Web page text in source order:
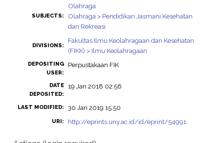
SUBJECTS:
Olahraga
Olahraga > Pendidikan Jasmani Kesehatan
dan Rekreasi
DIVISIONS:
Fakultas Ilmu Keolahragaan dan Kesehatan
(FIKK) > Ilmu Keolahragaan
DEPOSITING
USER:
Perpustakaan FIK
DATE
DEPOSITED:
19 Jan 2018 02:56
LAST MODIFIED: 30 Jan 2019 15:50
URI: http://eprints.uny.ac.id/id/eprint/54991